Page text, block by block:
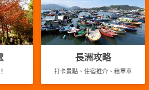
長洲攻略
打卡景點、住宿推介、租單車